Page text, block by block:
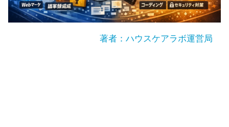
著者：ハウスケアラボ運営局